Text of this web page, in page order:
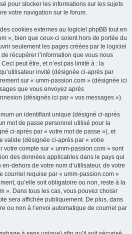
pour stocker les informations sur les sujets
votre navigation sur le forum.
cookies externes au logiciel phpBB tout en
», bien que ceux-ci soient hors de portée du
seulement les pages créées par le logiciel
récupérer l’information que vous nous
peut être, et n’est pas limité à : la
invité (désignée ci-après par
sur « umm-passion.com » (désignée ici
que vous envoyez après
(désignés ici par « vos messages »).
un identifiant unique (désigné ci-après
mot de passe personnel utilisé pour la
ci-après par « votre mot de passe »), et
valide (désignée ci-après par « votre
votre compte sur « umm-passion.com » sont
des données applicables dans le pays qui
dehors de votre nom d’utilisateur, de votre
courriel requise par « umm-passion.com »
qu’elle soit obligatoire ou non, reste à la
». Dans tous les cas, vous pouvez choisir
sera affichée publiquement. De plus, dans
ou non à l’envoi automatique de courriel par